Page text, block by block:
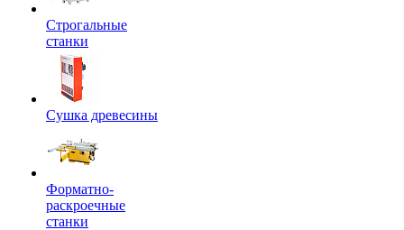
Строгальные
станки
Сушка древесины
Форматно-
раскроечные
станки